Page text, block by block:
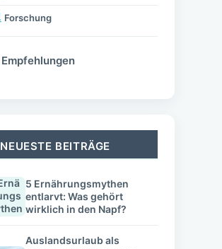
Forschung
Empfehlungen
NEUESTE BEITRÄGE
5 Ernährungsmythen
entlarvt: Was gehört
wirklich in den Napf?
Auslandsurlaub als